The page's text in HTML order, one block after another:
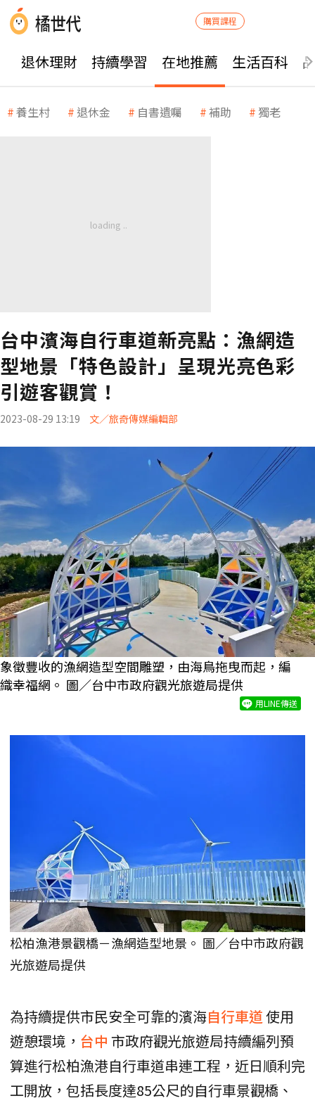
購買課程
退休理財 持續學習 在地推薦 生活百科
養生村 退休金 自書遺囑 補助 獨老
台中濱海自行車道新亮點：漁網造
型地景「特色設計」呈現光亮色彩
引遊客觀賞！
2023-08-29 13:19 文／旅奇傳媒編輯部
象徵豐收的漁網造型空間雕塑，由海鳥拖曳而起，編
織幸福網。 圖／台中市政府觀光旅遊局提供
用LINE傳送
松柏漁港景觀橋－漁網造型地景。 圖／台中市政府觀
光旅遊局提供
為持續提供市民安全可靠的濱海自行車道使用
遊憩環境， 台中 市政府觀光旅遊局持續編列預
算進行松柏漁港自行車道串連工程，近日順利完
工開放，包括長度達85公尺的自行車景觀橋、